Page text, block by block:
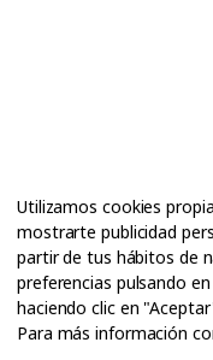
Utilizamos cookies
mostrarte publicidad
partir de tus hábitos de
preferencias pulsando
haciendo clic en
Para más información